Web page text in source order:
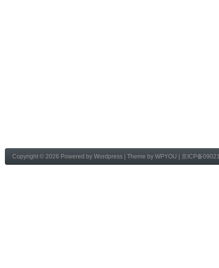
Copyright © 2026 Powered by Wordpress | Theme by WPYOU 京ICP备